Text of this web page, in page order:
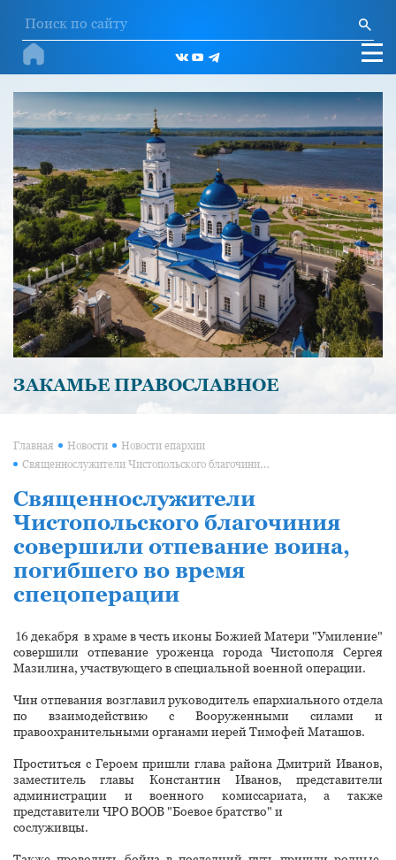
ЗАКАМЬЕ ПРАВОСЛАВНОЕ
Главная Новости Новости епархии
Священнослужители Чистопольского благочиния совершили отпевание воина, погибшего во время спецоперации
Священнослужители
Чистопольского благочиния
совершили отпевание воина,
погибшего во время
спецоперации
16 декабря в храме в честь иконы Божией Матери "Умиление"
совершили отпевание уроженца города Чистополя Сергея
Мазилина, участвующего в специальной военной операции.
Чин отпевания возглавил руководитель епархиального отдела
по взаимодействию с Вооруженными силами и
правоохранительными органами иерей Тимофей Маташов.
Проститься с Героем пришли глава района Дмитрий Иванов,
заместитель главы Константин Иванов, представители
администрации и военного комиссариата, а также
представители ЧРО ВООВ "Боевое братство" и
сослуживцы.